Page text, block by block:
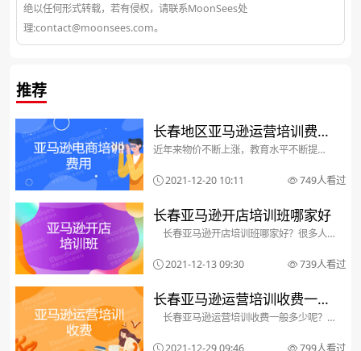
绝以任何形式转载，若有侵权，请联系MoonSees处
理:contact@moonsees.com。
推荐
长春地区亚马逊运营培训费用
是多少？适合自己的培训怎么
选
近年来物价不断上涨，教育水平不断提
平，教育培训费用也是不断上涨，长春市
面上目前的费用大概保持在1.1W左右，学
用有点高，但是实际...
2021-12-20 10:11 749人看过
长春亚马逊开店培训班哪家好
长春亚马逊开店培训班哪家好？很多人
训中，不乏有想浑水摸鱼的长春亚马逊开
店培训机构存在，为了避免上当受骗，那
何应对选择亚马...
2021-12-13 09:30 739人看过
长春亚马逊运营培训收费一般
多少呢
长春亚马逊运营培训收费一般多少呢？
高薪和广阔的就业前景，而亚马逊电商是